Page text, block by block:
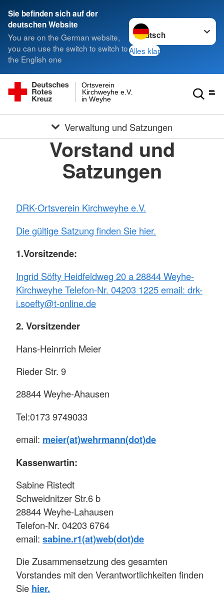
Sie befinden sich auf der
deutschen Website
You are on the German website,
you can use the switch to switch to
the English one
Sprache wechseln zu
Alles klar
in Weyhe
Kirchweyhe e.V.
Ortsverein
Verwaltung und Satzungen
Vorstand und
Satzungen
DRK-Ortsverein Kirchweyhe e.V.
Die gültige Satzung finden Sie hier.
1.Vorsitzende:
Ingrid Söfty Heidfeldweg 20 a 28844 Weyhe-
Kirchweyhe Telefon-Nr. 04203 1225 email: drk-
i.soefty@t-online.de
2. Vorsitzender
Hans-Heinrrich Meier
Rieder Str. 9
28844 Weyhe-Ahausen
Tel:0173 9749033
email: meier(at)wehrmann(dot)de
Kassenwartin:
Sabine Ristedt
Schweidnitzer Str.6 b
28844 Weyhe-Lahausen
Telefon-Nr. 04203 6764
email: sabine.r1(at)web(dot)de
Die Zusammensetzung des gesamten
Vorstandes mit den Verantwortlichkeiten finden
Sie hier.